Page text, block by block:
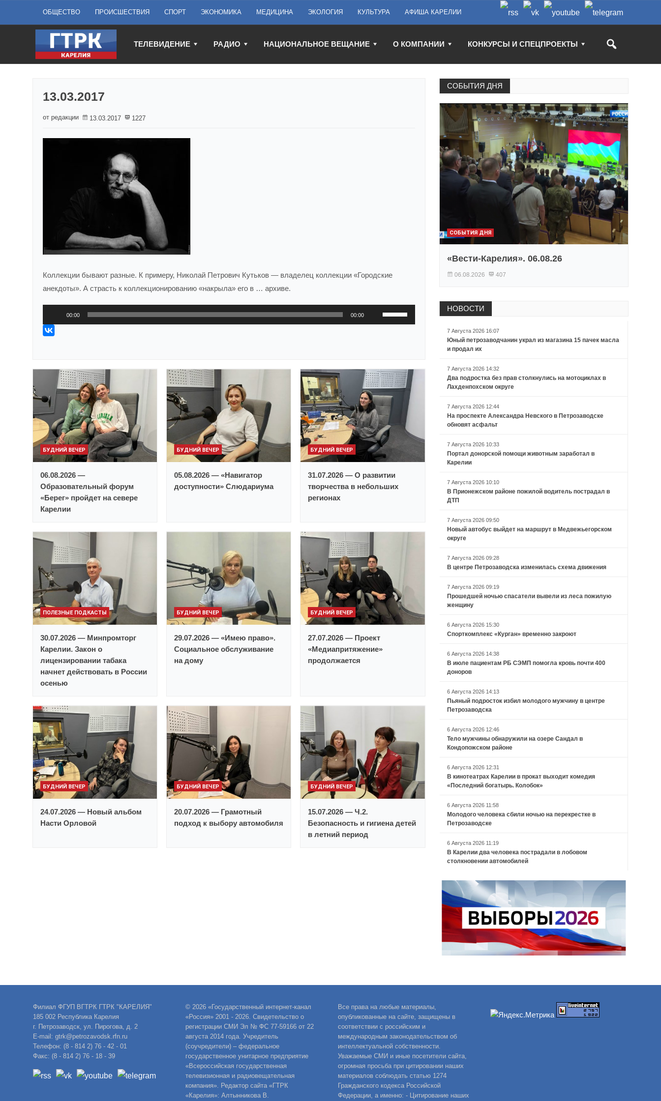
ОБЩЕСТВО ПРОИСШЕСТВИЯ СПОРТ ЭКОНОМИКА МЕДИЦИНА ЭКОЛОГИЯ КУЛЬТУРА АФИША КАРЕЛИИ
ТЕЛЕВИДЕНИЕ РАДИО НАЦИОНАЛЬНОЕ ВЕЩАНИЕ О КОМПАНИИ КОНКУРСЫ И СПЕЦПРОЕКТЫ
13.03.2017
от редакции 13.03.2017 1227
Коллекции бывают разные. К примеру, Николай Петрович Кутьков — владелец коллекции «Городские
анекдоты». А страсть к коллекционированию «накрыла» его в … архиве.
00:00 00:00
Используйте
клавиши
увеличить
или
уменьшить
громкость.
БУДНИЙ ВЕЧЕР
06.08.2026 —
Образовательный форум
«Берег» пройдет на севере
Карелии
БУДНИЙ ВЕЧЕР
05.08.2026 — «Навигатор
доступности» Слюдариума
БУДНИЙ ВЕЧЕР
31.07.2026 — О развитии
творчества в небольших
регионах
ПОЛЕЗНЫЕ ПОДКАСТЫ
30.07.2026 — Минпромторг
Карелии. Закон о
лицензировании табака
начнет действовать в России
осенью
БУДНИЙ ВЕЧЕР
29.07.2026 — «Имею право».
Социальное обслуживание
на дому
БУДНИЙ ВЕЧЕР
27.07.2026 — Проект
«Медиапритяжение»
продолжается
БУДНИЙ ВЕЧЕР
24.07.2026 — Новый альбом
Насти Орловой
БУДНИЙ ВЕЧЕР
20.07.2026 — Грамотный
подход к выбору автомобиля
БУДНИЙ ВЕЧЕР
15.07.2026 — Ч.2.
Безопасность и гигиена детей
в летний период
СОБЫТИЯ ДНЯ
СОБЫТИЯ ДНЯ
«Вести-Карелия». 06.08.26
06.08.2026 407
НОВОСТИ
7 Августа 2026 16:07
Юный петрозаводчанин украл из магазина 15 пачек масла
и продал их
7 Августа 2026 14:32
Два подростка без прав столкнулись на мотоциклах в
Лахденпохском округе
7 Августа 2026 12:44
На проспекте Александра Невского в Петрозаводске
обновят асфальт
7 Августа 2026 10:33
Портал донорской помощи животным заработал в
Карелии
7 Августа 2026 10:10
В Прионежском районе пожилой водитель пострадал в
ДТП
7 Августа 2026 09:50
Новый автобус выйдет на маршрут в Медвежьегорском
округе
7 Августа 2026 09:28
В центре Петрозаводска изменилась схема движения
7 Августа 2026 09:19
Прошедшей ночью спасатели вывели из леса пожилую
женщину
6 Августа 2026 15:30
Спорткомплекс «Курган» временно закроют
6 Августа 2026 14:38
В июле пациентам РБ СЭМП помогла кровь почти 400
доноров
6 Августа 2026 14:13
Пьяный подросток избил молодого мужчину в центре
Петрозаводска
6 Августа 2026 12:46
Тело мужчины обнаружили на озере Сандал в
Кондопожском районе
6 Августа 2026 12:31
В кинотеатрах Карелии в прокат выходит комедия
«Последний богатырь. Колобок»
6 Августа 2026 11:58
Молодого человека сбили ночью на перекрестке в
Петрозаводске
6 Августа 2026 11:19
В Карелии два человека пострадали в лобовом
столкновении автомобилей
Филиал ФГУП ВГТРК ГТРК "КАРЕЛИЯ"
185 002 Республика Карелия
г. Петрозаводск, ул. Пирогова, д. 2
E-mail: gtrk@petrozavodsk.rfn.ru
Телефон: (8 - 814 2) 76 - 42 - 01
Факс: (8 - 814 2) 76 - 18 - 39
© 2026 «Государственный интернет-канал
«Россия» 2001 - 2026. Свидетельство о
регистрации СМИ Эл № ФС 77-59166 от 22
августа 2014 года. Учредитель
(соучредители) – федеральное
государственное унитарное предприятие
«Всероссийская государственная
телевизионная и радиовещательная
компания». Редактор сайта «ГТРК
«Карелия»: Алтынникова В.
Все права на любые материалы,
опубликованные на сайте, защищены в
соответствии с российским и
международным законодательством об
интеллектуальной собственности.
Уважаемые СМИ и иные посетители сайта,
огромная просьба при цитировании наших
материалов соблюдать статью 1274
Гражданского кодекса Российской
Федерации, а именно: - Цитирование наших